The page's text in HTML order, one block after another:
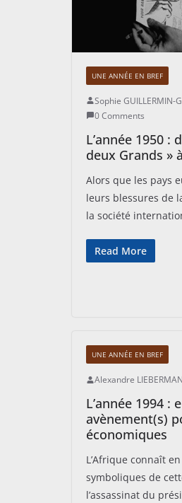
UNE ANNÉE EN BREF
Sophie GUILLERMIN-
0 Comments
L’année 1950 :
deux Grands »
Alors que les pays
leurs blessures de
la société
Read More
UNE ANNÉE EN BREF
Alexandre
L’année 1994 :
avènement(s)
économiques
L’Afrique connaît
symboliques de
l’assassinat du